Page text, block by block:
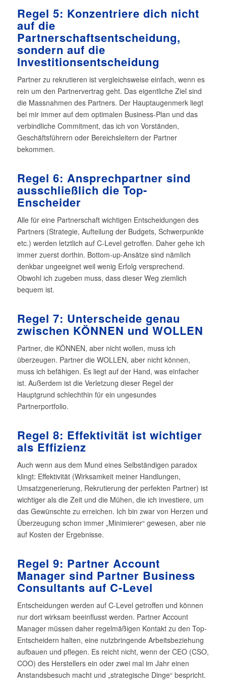
Regel 5: Konzentriere dich nicht
auf die
Partnerschaftsentscheidung,
sondern auf die
Investitionsentscheidung
Partner zu rekrutieren ist vergleichsweise einfach, wenn es
rein um den Partnervertrag geht. Das eigentliche Ziel sind
die Massnahmen des Partners. Der Hauptaugenmerk liegt
bei mir immer auf dem optimalen Business-Plan und das
verbindliche Commitment, das ich von Vorständen,
Geschäftsführern oder Bereichsleitern der Partner
bekommen.
Regel 6: Ansprechpartner sind
ausschließlich die Top-
Enscheider
Alle für eine Partnerschaft wichtigen Entscheidungen des
Partners (Strategie, Aufteilung der Budgets, Schwerpunkte
etc.) werden letztlich auf C-Level getroffen. Daher gehe ich
immer zuerst dorthin. Bottom-up-Ansätze sind nämlich
denkbar ungeeignet weil wenig Erfolg versprechend.
Obwohl ich zugeben muss, dass dieser Weg ziemlich
bequem ist.
Regel 7: Unterscheide genau
zwischen KÖNNEN und WOLLEN
Partner, die KÖNNEN, aber nicht wollen, muss ich
überzeugen. Partner die WOLLEN, aber nicht können,
muss ich befähigen. Es liegt auf der Hand, was einfacher
ist. Außerdem ist die Verletzung dieser Regel der
Hauptgrund schlechthin für ein ungesundes
Partnerportfolio.
Regel 8: Effektivität ist wichtiger
als Effizienz
Auch wenn aus dem Mund eines Selbständigen paradox
klingt: Effektivität (Wirksamkeit meiner Handlungen,
Umsatzgenerierung, Rekrutierung der perfekten Partner) ist
wichtiger als die Zeit und die Mühen, die ich investiere, um
das Gewünschte zu erreichen. Ich bin zwar von Herzen und
Überzeugung schon immer „Minimierer“ gewesen, aber nie
auf Kosten der Ergebnisse.
Regel 9: Partner Account
Manager sind Partner Business
Consultants auf C-Level
Entscheidungen werden auf C-Level getroffen und können
nur dort wirksam beeinflusst werden. Partner Account
Manager müssen daher regelmäßigen Kontakt zu den Top-
Entscheidern halten, eine nutzbringende Arbeitsbeziehung
aufbauen und pflegen. Es reicht nicht, wenn der CEO (CSO,
COO) des Herstellers ein oder zwei mal im Jahr einen
Anstandsbesuch macht und „strategische Dinge“ bespricht.